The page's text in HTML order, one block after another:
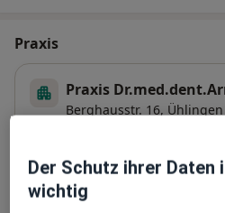
Praxis
Praxis
Berghausstr. 16, Ühlingen
Der Schutz ihrer Daten
wichtig